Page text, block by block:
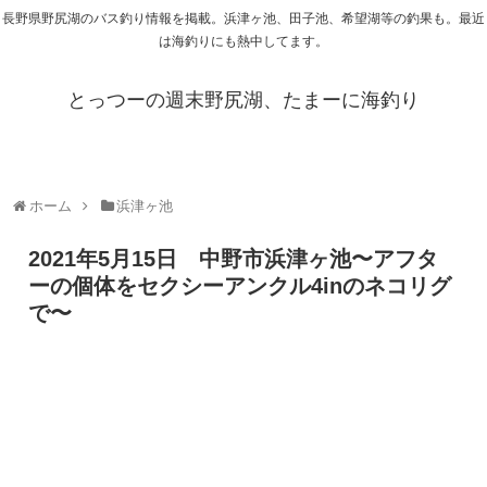
長野県野尻湖のバス釣り情報を掲載。浜津ヶ池、田子池、希望湖等の釣果も。最近
は海釣りにも熱中してます。
とっつーの週末野尻湖、たまーに海釣り
ホーム 浜津ヶ池
2021年5月15日 中野市浜津ヶ池〜アフタ
ーの個体をセクシーアンクル4inのネコリグ
で〜